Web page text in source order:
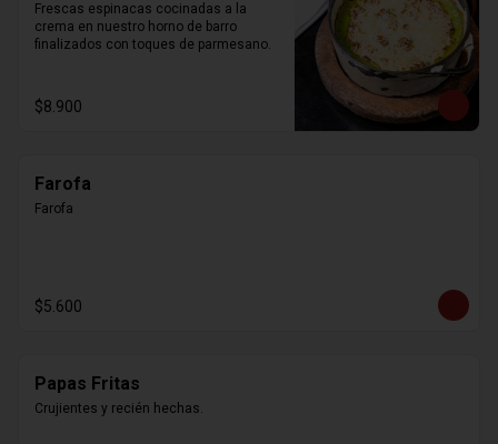
Frescas espinacas cocinadas a la
crema en nuestro horno de barro
finalizados con toques de parmesano.
$8.900
Farofa
Farofa
$5.600
Papas Fritas
Crujientes y recién hechas.